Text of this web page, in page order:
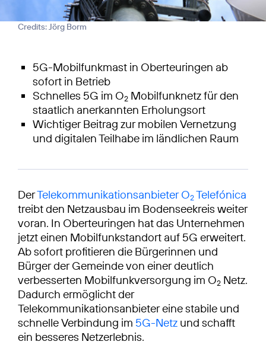
Credits: Jörg Borm
5G-Mobilfunkmast in Oberteuringen ab
sofort in Betrieb
Schnelles 5G im O2 Mobilfunknetz für den
staatlich anerkannten Erholungsort
Wichtiger Beitrag zur mobilen Vernetzung
und digitalen Teilhabe im ländlichen Raum
DerTelekommunikationsanbieter O2Telefónica
treibt den Netzausbau im Bodenseekreis weiter
voran. In Oberteuringen hat das Unternehmen
jetzt einen Mobilfunkstandort auf 5G erweitert.
Ab sofort profitieren die Bürgerinnen und
Bürger der Gemeinde von einer deutlich
verbesserten Mobilfunkversorgung im O2 Netz.
Dadurch ermöglicht der
Telekommunikationsanbieter eine stabile und
schnelle Verbindung im 5G-Netz und schafft
ein besseres Netzerlebnis.